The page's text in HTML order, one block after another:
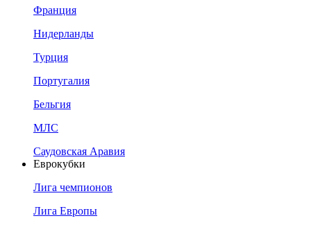
Франция
Нидерланды
Турция
Португалия
Бельгия
МЛС
Саудовская Аравия
Еврокубки
Лига чемпионов
Лига Европы